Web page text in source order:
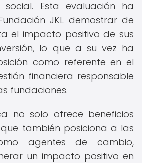
social. Esta evaluación ha
JKL demostrar de
el impacto positivo de sus
lo que a su vez ha
como referente en el
financiera responsable
fundaciones.
no solo ofrece beneficios
que también posiciona a las
agentes de cambio,
un impacto positivo en